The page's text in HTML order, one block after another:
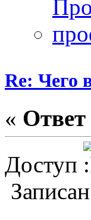
Re: Чего
« Ответ
Доступ
Записан